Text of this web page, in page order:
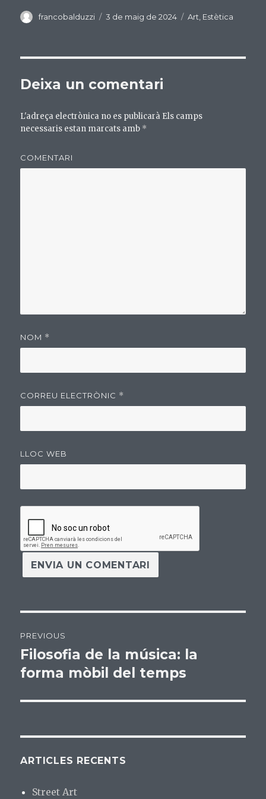
c
b
o
o
k
it
r
m
ar
te
ix
Author
francobalduzzi
Posted
3 de maig de 2024 Categories
Art, Estètica
Deixa un comentari
L'adreça electrònica no es publicarà Els camps
necessaris estan marcats amb *
COMENTARI
NOM *
CORREU ELECTRÒNIC *
LLOC WEB
d'articles
PREVIOUS
Previous
post:
Filosofia de la música: la
forma mòbil del temps
ARTICLES RECENTS
Street Art